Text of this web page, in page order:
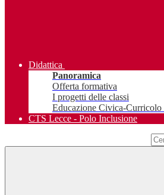
Didattica
Panoramica
Offerta formativa
I progetti delle classi
Educazione Civica-Curricolo
CTS Lecce - Polo Inclusione